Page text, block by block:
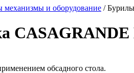
и оборудование /
CASAGRANDE
обсадного стола.